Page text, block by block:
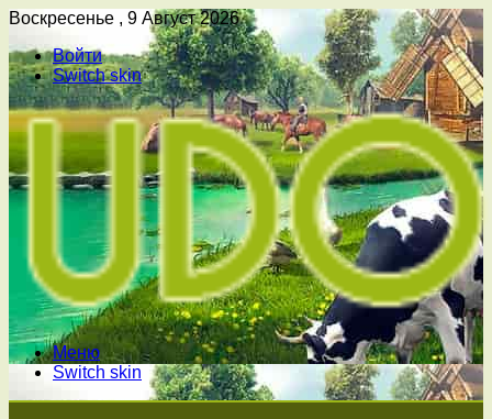
Воскресенье , 9 Август 2026
Войти
Switch skin
Меню
Switch skin